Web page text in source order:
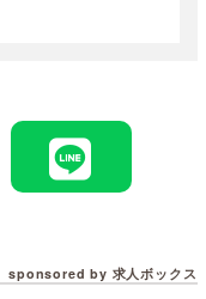
sponsored by 求人ボックス